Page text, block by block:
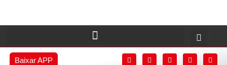
Baixar APP